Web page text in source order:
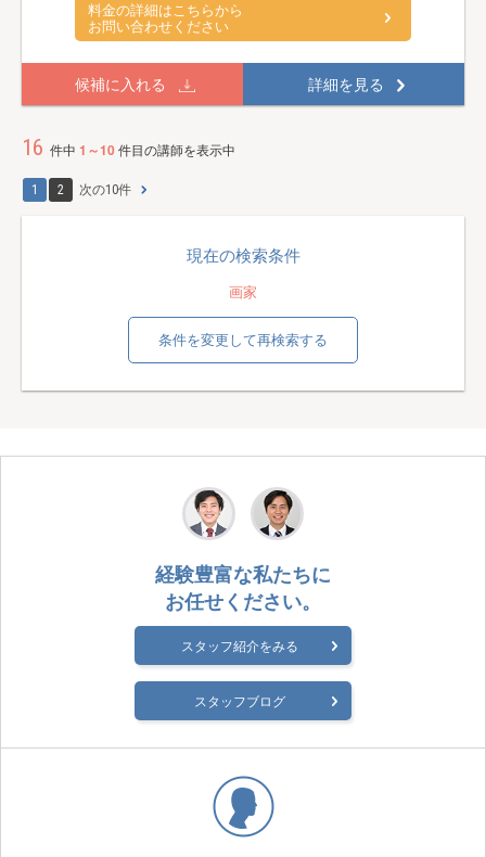
料金の詳細はこちらから
お問い合わせください
候補に入れる 詳細を見る
16 件中 1～10件目の講師を表示中
1 2 次の10件
現在の検索条件
画家
条件を変更して再検索する
経験豊富な私たちに
お任せください。
スタッフ紹介をみる
スタッフブログ